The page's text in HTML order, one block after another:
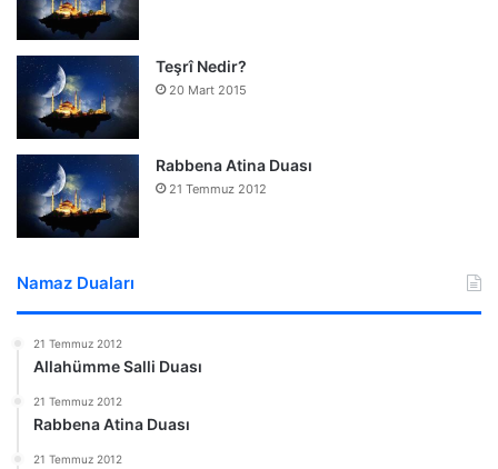
Teşrî Nedir?
20 Mart 2015
Rabbena Atina Duası
21 Temmuz 2012
Namaz Duaları
21 Temmuz 2012
Allahümme Salli Duası
21 Temmuz 2012
Rabbena Atina Duası
21 Temmuz 2012